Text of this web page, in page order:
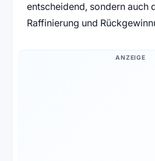
entscheidend, sondern auch
Raffinierung und
ANZEIGE